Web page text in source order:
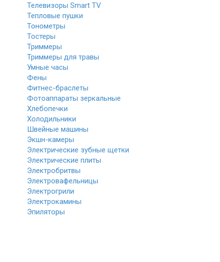
Телевизоры Smart TV
Тепловые пушки
Тонометры
Тостеры
Триммеры
Триммеры для травы
Умные часы
Фены
Фитнес-браслеты
Фотоаппараты зеркальные
Хлебопечки
Холодильники
Швейные машины
Экшн-камеры
Электрические зубные щетки
Электрические плиты
Электробритвы
Электровафельницы
Электрогрили
Электрокамины
Эпиляторы